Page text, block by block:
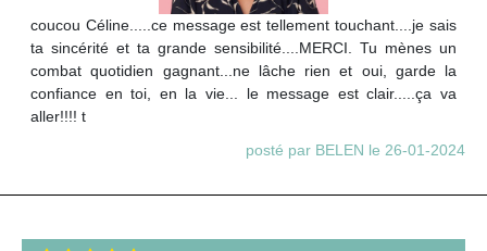
coucou Céline.....ce message est tellement touchant....je sais
ta sincérité et ta grande sensibilité....MERCI. Tu mènes un
combat quotidien gagnant...ne lâche rien et oui, garde la
confiance en toi, en la vie... le message est clair.....ça va
aller!!!! t
posté par BELEN le 26-01-2024